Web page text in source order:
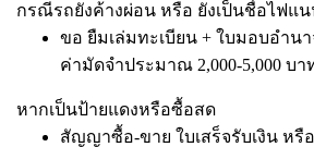
กรณีรถยังค้างผ่อน หรือ ยังเป็นชื่อไฟแ
ขอ ยืมเล่มทะเบียน + ใบมอบอำน
ค่ามัดจำประมาณ 2,000-5,000 บา
หากเป็นป้ายแดงหรือซื้อสด
สัญญาซื้อ-ขาย ใบเสร็จรับเงิน ห